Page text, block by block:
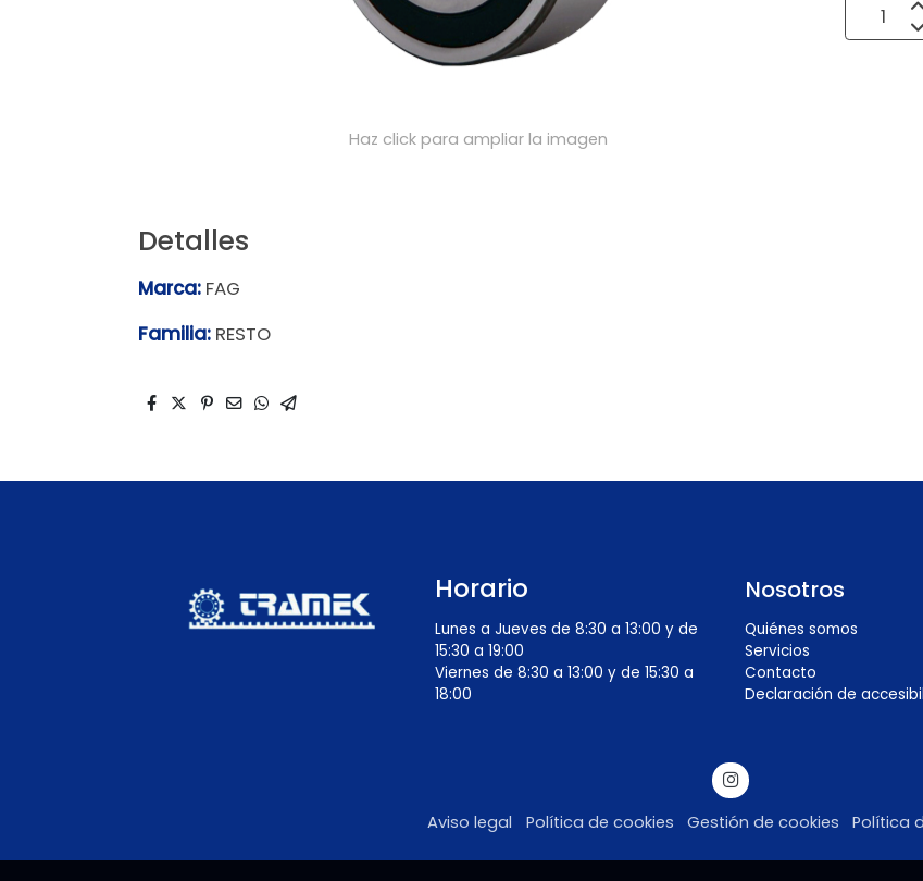
Haz click para ampliar la imagen
Detalles
Marca: FAG
Familia: RESTO
Horario
Lunes a Jueves de 8:30 a 13:00 y de
15:30 a 19:00
Viernes de 8:30 a 13:00 y de 15:30 a
18:00
Nosotros
Quiénes somos
Servicios
Contacto
Declaración de
Aviso legal Política de cookies Gestión de cookies Política